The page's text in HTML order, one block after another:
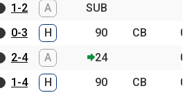
1-2 A
SUB
0-3 H 90 CB
2-4 A 24
1-4 H 90 CB